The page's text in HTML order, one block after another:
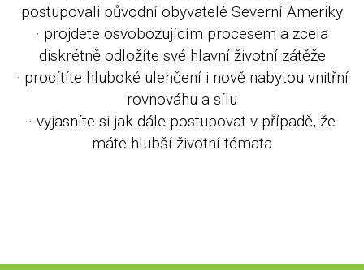
postupovali původní obyvatelé Severní Ameriky
· projdete osvobozujícím procesem a zcela
diskrétně odložíte své hlavní životní zátěže
· procítíte hluboké ulehčení i nově nabytou vnitřní
rovnováhu a sílu
· vyjasníte si jak dále postupovat v případě, že
máte hlubší životní témata